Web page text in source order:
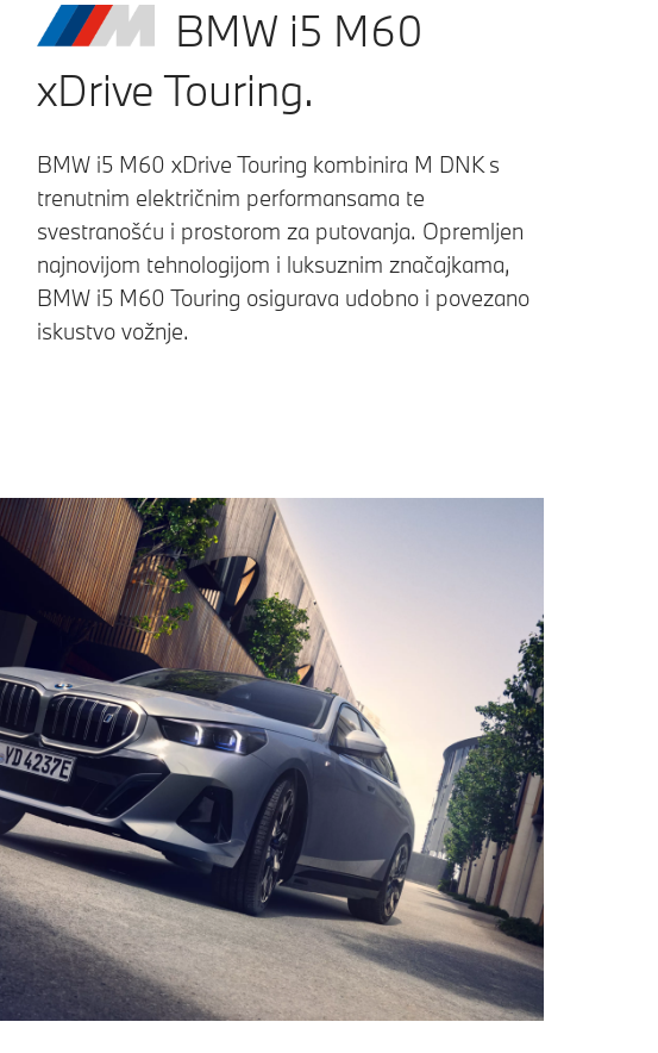
BMW i5 M60
xDrive Touring.
BMW i5 M60 xDrive Touring kombinira M DNK s
trenutnim električnim performansama te
svestranošću i prostorom za putovanja. Opremljen
najnovijom tehnologijom i luksuznim značajkama,
BMW i5 M60 Touring osigurava udobno i povezano
iskustvo vožnje.